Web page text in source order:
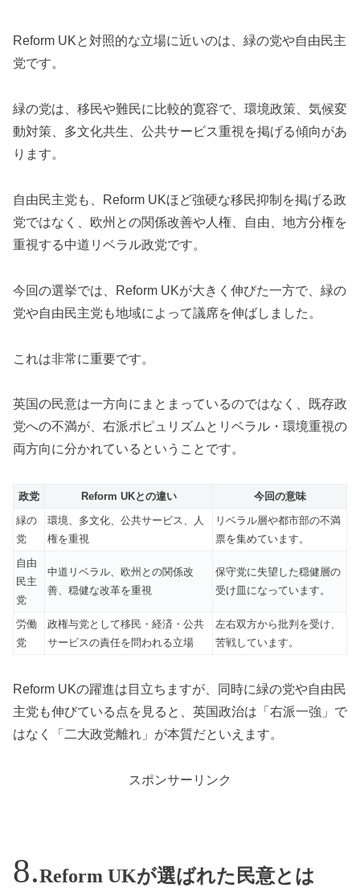
Reform UKと対照的な立場に近いのは、緑の党や自由民主
党です。
緑の党は、移民や難民に比較的寛容で、環境政策、気候変
動対策、多文化共生、公共サービス重視を掲げる傾向があ
ります。
自由民主党も、Reform UKほど強硬な移民抑制を掲げる政
党ではなく、欧州との関係改善や人権、自由、地方分権を
重視する中道リベラル政党です。
今回の選挙では、Reform UKが大きく伸びた一方で、緑の
党や自由民主党も地域によって議席を伸ばしました。
これは非常に重要です。
英国の民意は一方向にまとまっているのではなく、既存政
党への不満が、右派ポピュリズムとリベラル・環境重視の
両方向に分かれているということです。
政党 Reform UKとの違い
今回の意味
緑の
党
環境、多文化、公共サービス、人
権を重視
リベラル層や都市部の不満
票を集めています。
自由
民主
党
中道リベラル、欧州との関係改
善、穏健な改革を重視
保守党に失望した穏健層の
受け皿になっています。
労働
党
政権与党として移民・経済・公共
サービスの責任を問われる立場
左右双方から批判を受け、
苦戦しています。
Reform UKの躍進は目立ちますが、同時に緑の党や自由民
主党も伸びている点を見ると、英国政治は「右派一強」で
はなく「二大政党離れ」が本質だといえます。
スポンサーリンク
Reform UKが選ばれた民意とは